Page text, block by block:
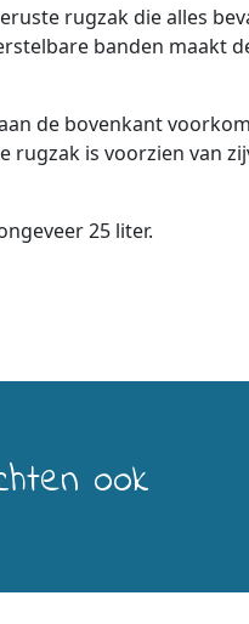
rugzak die alles
banden maakt
de bovenkant
rugzak is voorzien van
25 liter.
ook